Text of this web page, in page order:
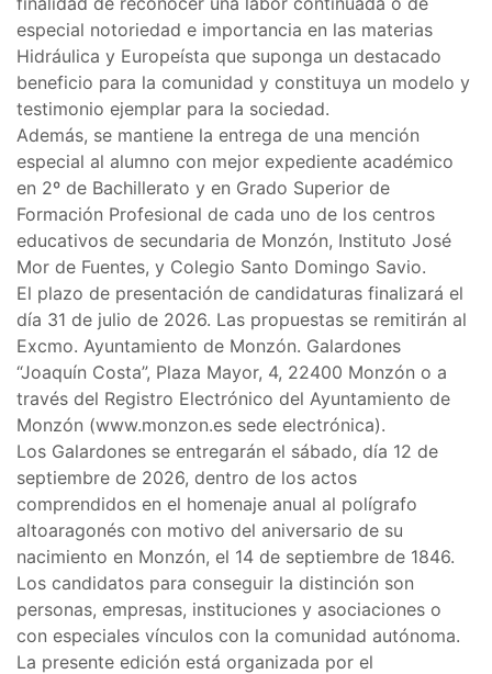
especial notoriedad e importancia en las materias
Hidráulica y Europeísta que suponga un destacado
beneficio para la comunidad y constituya un modelo y
testimonio ejemplar para la sociedad.
Además, se mantiene la entrega de una mención
especial al alumno con mejor expediente académico
en 2º de Bachillerato y en Grado Superior de
Formación Profesional de cada uno de los centros
educativos de secundaria de Monzón, Instituto José
Mor de Fuentes, y Colegio Santo Domingo Savio.
El plazo de presentación de candidaturas finalizará el
día 31 de julio de 2026. Las propuestas se remitirán al
Excmo. Ayuntamiento de Monzón. Galardones
“Joaquín Costa”, Plaza Mayor, 4, 22400 Monzón o a
través del Registro Electrónico del Ayuntamiento de
Monzón (www.monzon.es sede electrónica).
Los Galardones se entregarán el sábado, día 12 de
septiembre de 2026, dentro de los actos
comprendidos en el homenaje anual al polígrafo
altoaragonés con motivo del aniversario de su
nacimiento en Monzón, el 14 de septiembre de 1846.
Los candidatos para conseguir la distinción son
personas, empresas, instituciones y asociaciones o
con especiales vínculos con la comunidad autónoma.
La presente edición está organizada por el